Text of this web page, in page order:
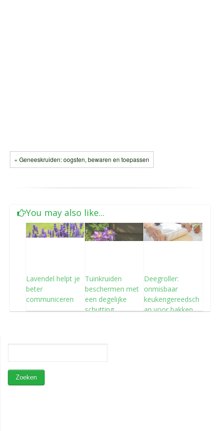
« Geneeskruiden: oogsten, bewaren en toepassen
You may also like...
Lavendel helpt je
beter
communiceren
Tuinkruiden
beschermen met
een degelijke
schutting
Deegroller:
onmisbaar
keukengereedsch
ap voor bakken